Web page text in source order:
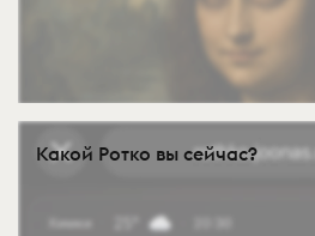
Какой Ротко вы сейчас?